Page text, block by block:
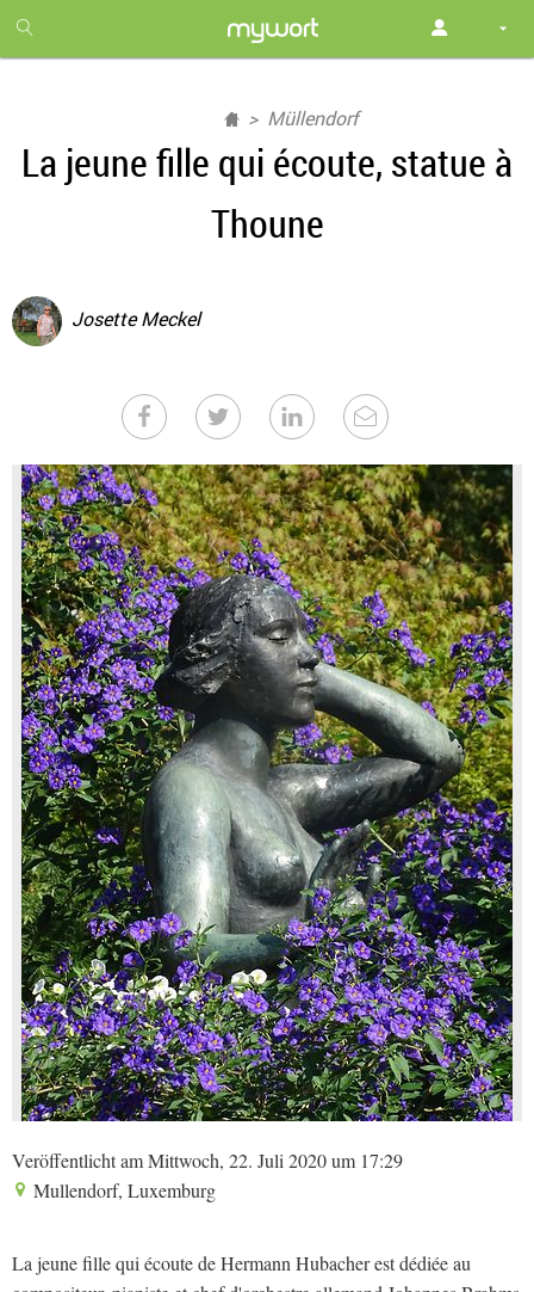
month
free
Müllendorf
La jeune fille qui écoute, statue à
Thoune
Josette Meckel
Veröffentlicht am Mittwoch, 22. Juli 2020 um 17:29
Mullendorf, Luxemburg
La jeune fille qui écoute de Hermann Hubacher est dédiée au